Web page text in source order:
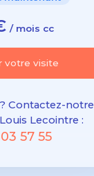
/ mois cc
votre visite
Contactez-notre
Lecointre :
57 55